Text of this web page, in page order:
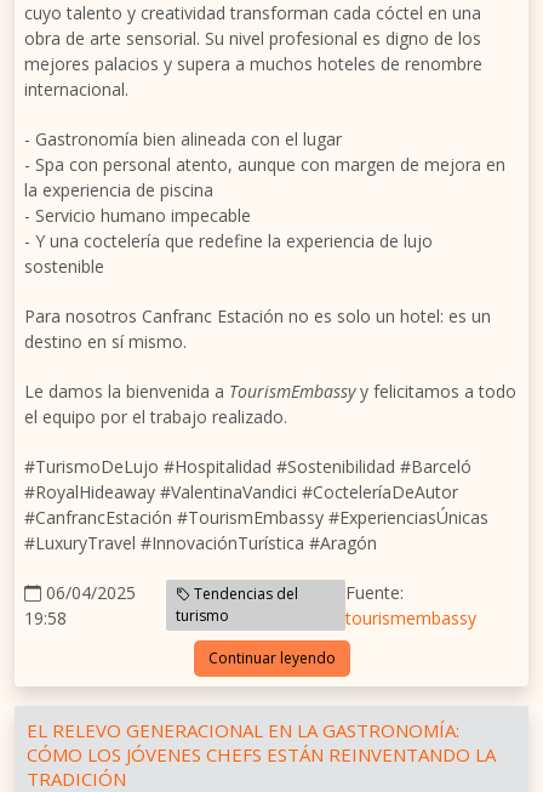
cuyo talento y creatividad transforman cada cóctel en una
obra de arte sensorial. Su nivel profesional es digno de los
mejores palacios y supera a muchos hoteles de renombre
internacional.
- Gastronomía bien alineada con el lugar
- Spa con personal atento, aunque con margen de mejora en
la experiencia de piscina
- Servicio humano impecable
- Y una coctelería que redefine la experiencia de lujo
sostenible
Para nosotros Canfranc Estación no es solo un hotel: es un
destino en sí mismo.
Le damos la bienvenida a TourismEmbassyy felicitamos a todo
el equipo por el trabajo realizado.
#TurismoDeLujo #Hospitalidad #Sostenibilidad #Barceló
#RoyalHideaway #ValentinaVandici #CocteleríaDeAutor
#CanfrancEstación #TourismEmbassy #ExperienciasÚnicas
#LuxuryTravel #InnovaciónTurística #Aragón
06/04/2025
19:58
Tendencias del
turismo
Fuente:
tourismembassy
Continuar leyendo
EL RELEVO GENERACIONAL EN LA GASTRONOMÍA:
CÓMO LOS JÓVENES CHEFS ESTÁN REINVENTANDO LA
TRADICIÓN